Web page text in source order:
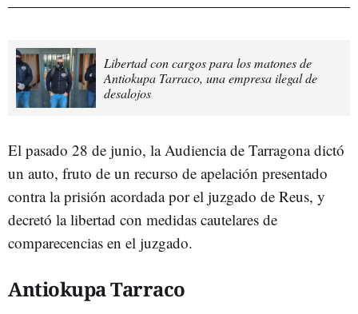
Libertad con cargos para los matones de
Antiokupa Tarraco, una empresa ilegal de
desalojos
El pasado 28 de junio, la Audiencia de Tarragona dictó
un auto, fruto de un recurso de apelación presentado
contra la prisión acordada por el juzgado de Reus, y
decretó la libertad con medidas cautelares de
comparecencias en el juzgado.
Antiokupa Tarraco